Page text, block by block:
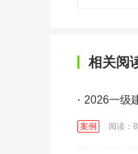
相关阅
· 2026一级
案例 阅读：